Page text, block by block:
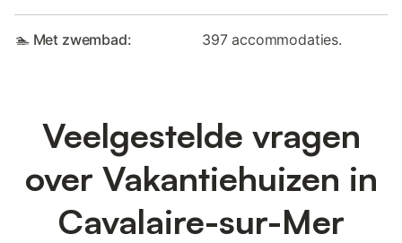
🏊 Met zwembad: 397 accommodaties.
Veelgestelde vragen
over Vakantiehuizen in
Cavalaire-sur-Mer